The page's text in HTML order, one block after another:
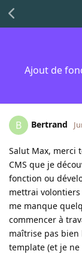
Ajout de
B Bertrand
Salut Max, merci
CMS que je
fonction ou
mettrai
me manque
commencer à
maîtrise pas
template (et je